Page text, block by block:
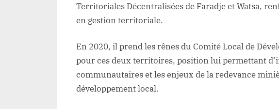
Territoriales Décentralisées de Faradje et Watsa,
en gestion territoriale.
En 2020, il prend les rênes du Comité Local de
pour ces deux territoires, position lui permettant
communautaires et les enjeux de la redevance
développement local.